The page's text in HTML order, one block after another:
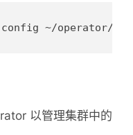
以管理集群中的